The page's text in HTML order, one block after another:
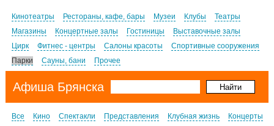
Кинотеатры Рестораны, кафе, бары Музеи Клубы
Театры
Магазины
Концертные залы Гостиницы
Выставочные залы
Цирк
Фитнес - центры Салоны красоты
Спортивные сооружения
Парки
Сауны, бани Прочее
Афиша Брянска
Все Кино Спектакли Представления Клубная жизнь
Концерты